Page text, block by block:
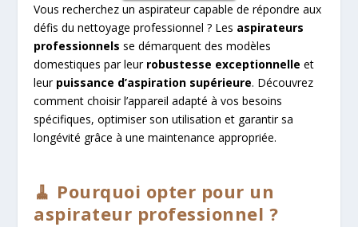
Vous recherchez un aspirateur capable de répondre aux
défis du nettoyage professionnel ? Les aspirateurs
professionnels se démarquent des modèles
domestiques par leur robustesse exceptionnelle et
leur puissance d’aspiration supérieure. Découvrez
comment choisir l’appareil adapté à vos besoins
spécifiques, optimiser son utilisation et garantir sa
longévité grâce à une maintenance appropriée.
🧹 Pourquoi opter pour un
aspirateur professionnel ?